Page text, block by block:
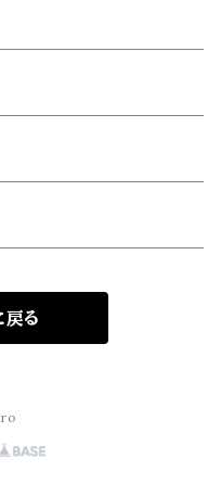
デザイン)
リー)
カ)
る